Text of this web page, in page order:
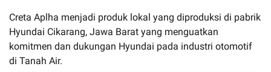
Creta Aplha menjadi produk lokal yang diproduksi di pabrik
Hyundai Cikarang, Jawa Barat yang menguatkan
komitmen dan dukungan Hyundai pada industri otomotif
di Tanah Air.